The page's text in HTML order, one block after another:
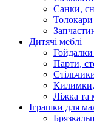
Санки,
Толокари
Дитячі меблі
Гойдалки
Парти,
Килимки,
Ліжка та
Іграшки для